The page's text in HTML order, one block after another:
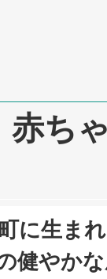
赤ち
に生ま
健やか